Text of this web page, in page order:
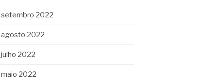
setembro 2022
agosto 2022
julho 2022
maio 2022